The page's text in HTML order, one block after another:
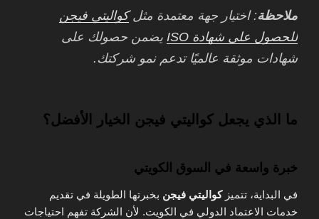
ملاحظة: اختيار جهة معتمدة مثلكواليتي فيجن
للحصول على شهادة ISO
يضمن حصولك على
شهادات موثقة عالميًا تدعم نمو شركتك.
ما الذي يجعل كواليتي فيجن الخيار الأفضل؟
خبرة واسعة في السوق الكويتي
في البداية، تتميزكواليتي فيجن بخبرتها الطويلة في تقديم
خدمات الاعتماد الدولي في الكويت. لأن الشركة تفهم احتياجات